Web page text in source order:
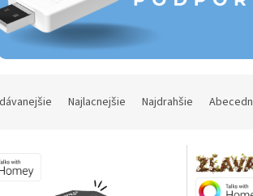
Najlacnejšie Najdrahšie